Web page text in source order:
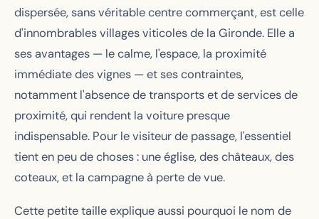
dispersée, sans véritable centre commerçant, est celle
d'innombrables villages viticoles de la Gironde. Elle a
ses avantages — le calme, l'espace, la proximité
immédiate des vignes — et ses contraintes,
notamment l'absence de transports et de services de
proximité, qui rendent la voiture presque
indispensable. Pour le visiteur de passage, l'essentiel
tient en peu de choses : une église, des châteaux, des
coteaux, et la campagne à perte de vue.
Cette petite taille explique aussi pourquoi le nom de